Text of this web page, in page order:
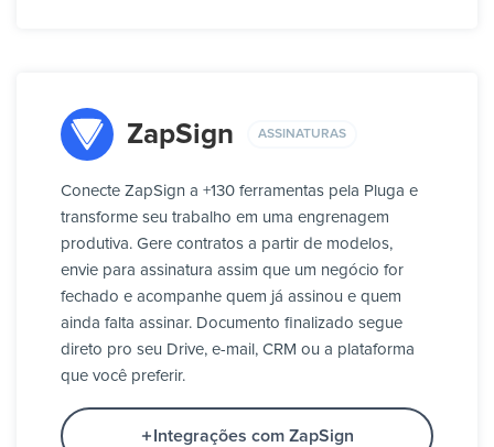
ZapSign ASSINATURAS
Conecte ZapSign a +130 ferramentas pela Pluga e
transforme seu trabalho em uma engrenagem
produtiva. Gere contratos a partir de modelos,
envie para assinatura assim que um negócio for
fechado e acompanhe quem já assinou e quem
ainda falta assinar. Documento finalizado segue
direto pro seu Drive, e-mail, CRM ou a plataforma
que você preferir.
Integrações com ZapSign